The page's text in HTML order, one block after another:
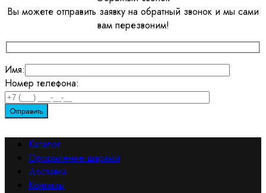
Вы можете отправить заявку на обратный звонок и мы сами
вам перезвоним!
Имя:
Номер телефона:
Каталог
Оформление шарами
Доставка
Контакты